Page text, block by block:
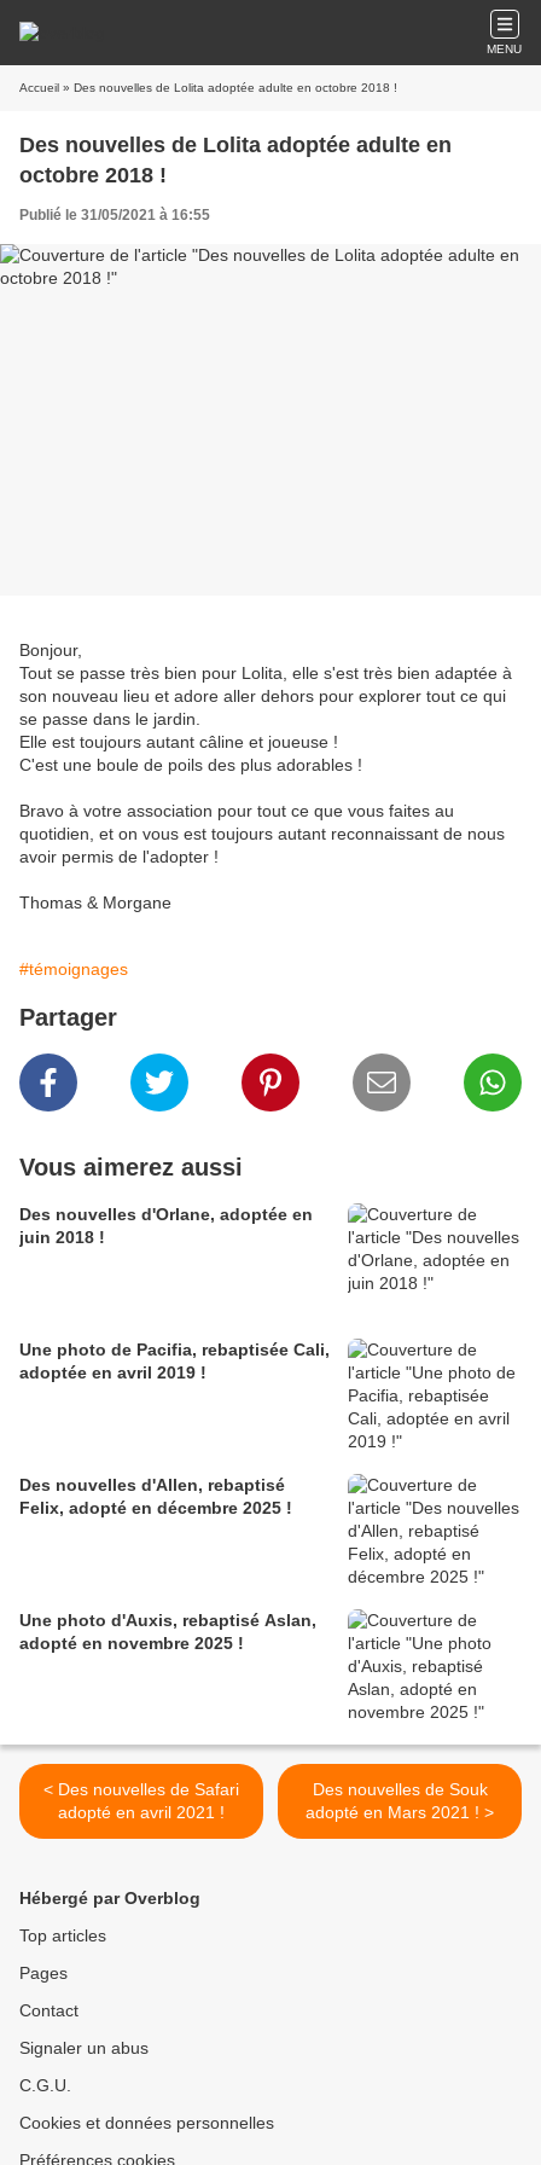
MENU
Accueil » Des nouvelles de Lolita adoptée adulte en octobre 2018 !
Des nouvelles de Lolita adoptée adulte en
octobre 2018 !
Publié le 31/05/2021 à 16:55
Bonjour,
Tout se passe très bien pour Lolita, elle s'est très bien adaptée à
son nouveau lieu et adore aller dehors pour explorer tout ce qui
se passe dans le jardin.
Elle est toujours autant câline et joueuse !
C'est une boule de poils des plus adorables !
Bravo à votre association pour tout ce que vous faites au
quotidien, et on vous est toujours autant reconnaissant de nous
avoir permis de l'adopter !
Thomas & Morgane
#témoignages
Partager
Vous aimerez aussi
Des nouvelles d'Orlane, adoptée en
juin 2018 !
Une photo de Pacifia, rebaptisée Cali,
adoptée en avril 2019 !
Des nouvelles d'Allen, rebaptisé
Felix, adopté en décembre 2025 !
Une photo d'Auxis, rebaptisé Aslan,
adopté en novembre 2025 !
< Des nouvelles de Safari
adopté en avril 2021 !
Des nouvelles de Souk
adopté en Mars 2021 ! >
Hébergé par Overblog
Top articles
Pages
Contact
Signaler un abus
C.G.U.
Cookies et données personnelles
Préférences cookies